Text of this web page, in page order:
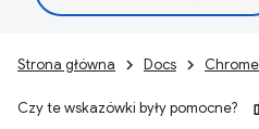
Strona główna Docs
Czy te wskazówki były pomocne?